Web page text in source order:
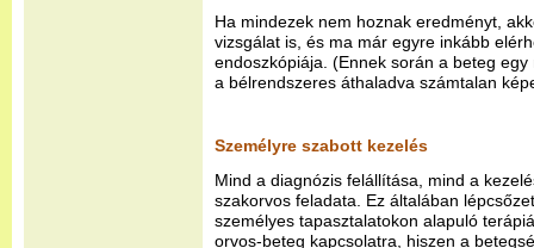
Ha mindezek nem hoznak eredményt,
vizsgálat is, és ma már egyre inkább
endoszkópiája. (Ennek során a beteg
a bélrendszeres áthaladva számtalan
Személyre szabott kezelés
Mind a diagnózis felállítása, mind a
szakorvos feladata. Ez általában
személyes tapasztalatokon alapuló
orvos-beteg kapcsolatra, hiszen a